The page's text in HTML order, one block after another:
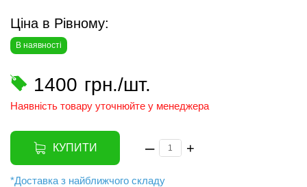
Ціна в Рівному:
В наявності
1400 грн./шт.
Наявність товару уточнюйте у менеджера
КУПИТИ – +
*Доставка з найближчого складу